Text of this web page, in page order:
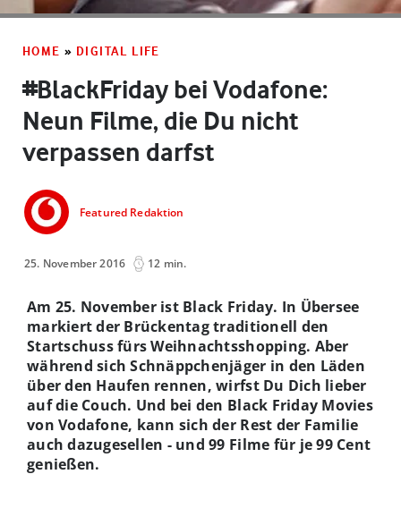
HOME » DIGITAL LIFE
#BlackFriday bei Vodafone:
Neun Filme, die Du nicht
verpassen darfst
Featured Redaktion
25. November 2016 12 min.
Am 25. November ist Black Friday. In Übersee
markiert der Brückentag traditionell den
Startschuss fürs Weihnachtsshopping. Aber
während sich Schnäppchenjäger in den Läden
über den Haufen rennen, wirfst Du Dich lieber
auf die Couch. Und bei den Black Friday Movies
von Vodafone, kann sich der Rest der Familie
auch dazugesellen - und 99 Filme für je 99 Cent
genießen.